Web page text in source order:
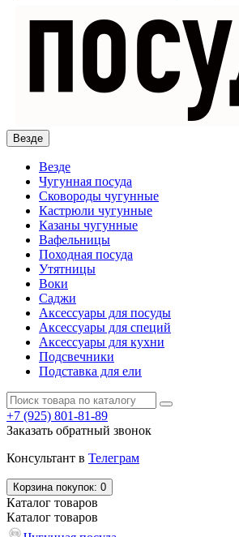
Везде
Везде
Чугунная посуда
Сковороды чугунные
Кастрюли чугунные
Казаны чугунные
Вафельницы
Походная посуда
Утятницы
Bоки
Саджи
Аксессуары для посуды
Аксессуары для специй
Аксессуары для кухни
Подсвечники
Подставка для ели
+7 (925) 801-81-89
Заказать обратный звонок
Консультант в Телеграм
Корзинапокупок: 0
Каталог товаров
Каталог товаров